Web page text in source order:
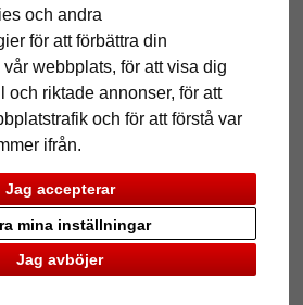
och andra
för att förbättra din
webbplats, för att visa dig
och riktade annonser, för att
och för att förstå var
ifrån.
Jag accepterar
Jag avböjer
mina inställningar